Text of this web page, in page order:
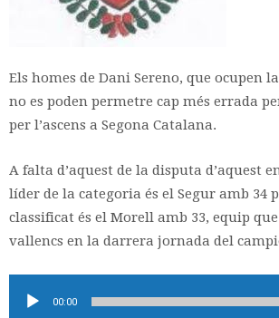
Els homes de Dani Sereno, que ocupen
no es poden permetre cap més errada
per l’ascens a Segona Catalana.
A falta d’aquest de la disputa d’aquest
líder de la categoria és el Segur amb 34
classificat és el Morell amb 33, equip
vallencs en la darrera jornada del
d'àudio00:00